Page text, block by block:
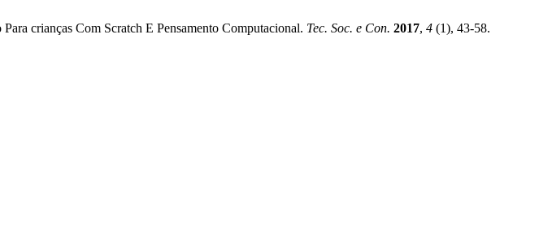
crianças Com Scratch E Pensamento Computacional. Tec. Soc. e Con. 2017, 4 (1), 43-58.